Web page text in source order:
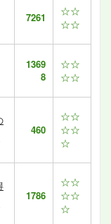
7261
☆☆
☆☆
1369
8
☆☆
☆☆
460
☆☆
☆☆
☆
1786
☆☆
☆☆
☆